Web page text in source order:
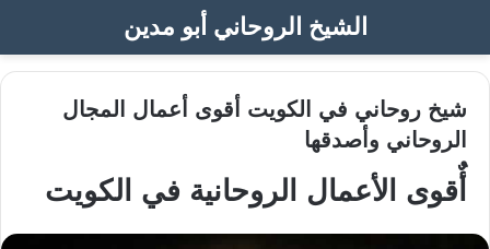
الشيخ الروحاني أبو مدين
شيخ روحاني في الكويت أقوى أعمال المجال
الروحاني وأصدقها
أٌقوى الأعمال الروحانية في الكويت